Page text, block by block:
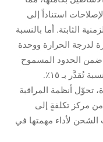
استناداً إلى
الثابتة. أما بالنسبة
لدرجة الحرارة ووحدة
ضمن الحدود المسموح
بها، ما يقلل الخسائر الناجمة عن التلف بنسبة تُقدَّر بـ ١٥٪.
تحوّل أنظمة المراقبة
مركز تكلفةٍ إلى
لأداء مهمتها في